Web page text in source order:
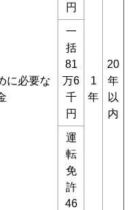
に必要な
円
1
年
20
年
以
内
一
括
81
万6
千
円
運
転
免
許
46